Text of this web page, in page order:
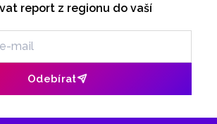
report z regionu do vaší
Odebírat